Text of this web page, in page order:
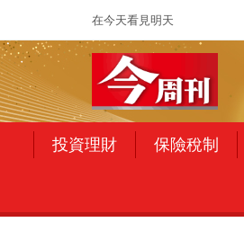
在今天看見明天
投資理財 保險稅制